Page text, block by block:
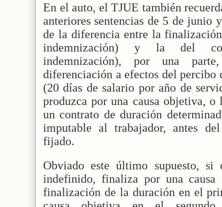
En el auto, el TJUE también
anteriores sentencias de 5 de junio
de la diferencia entre la
indemnización) y la del
indemnización), por una
diferenciación a efectos del
(20 días de salario por año de
produzca por una causa objetiva,
un contrato de duración
imputable al trabajador, antes
fijado.
Obviado este último supuesto, si
indefinido, finaliza por una causa
finalización de la duración en el